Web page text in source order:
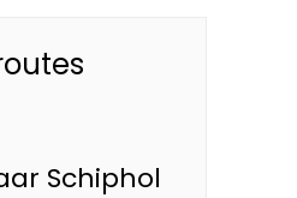
Schiphol